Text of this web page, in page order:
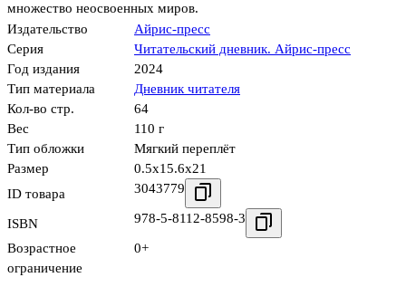
множество неосвоенных миров.
Издательство
Айрис-пресс
Серия
Читательский дневник. Айрис-пресс
Год издания
2024
Тип материала
Дневник читателя
Кол-во стр.
64
Вес
110 г
Тип обложки
Мягкий переплёт
Размер
0.5x15.6x21
ID товара
3043779
ISBN 978-5-8112-8598-3
Возрастное
ограничение
0+